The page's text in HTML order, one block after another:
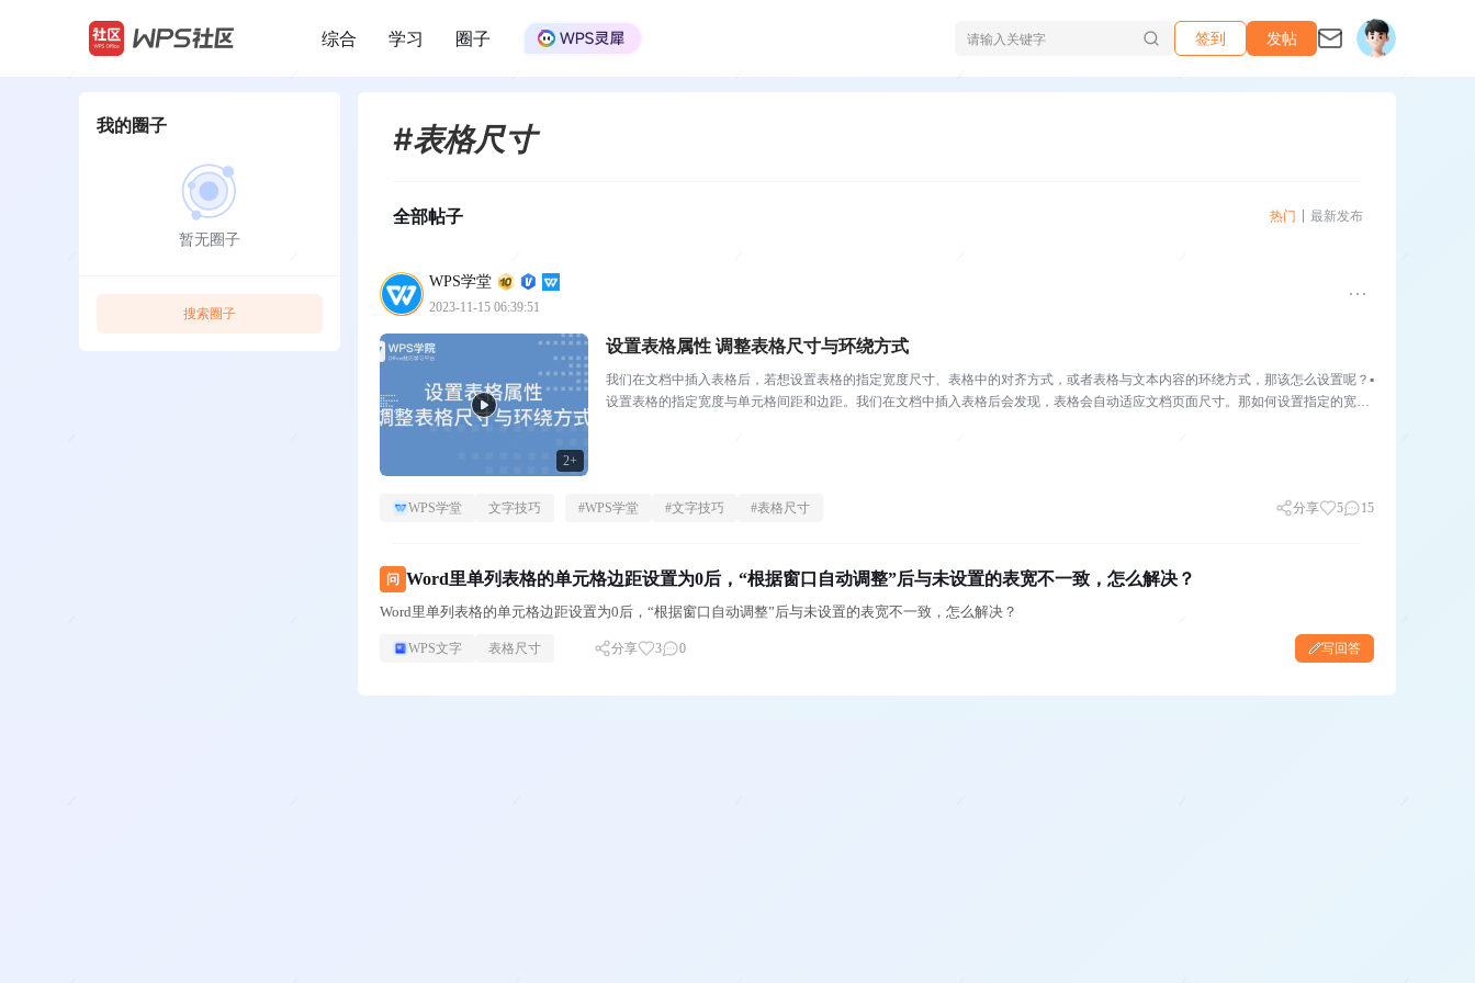
/
综合 学习 圈子 签到 发帖
我的圈子
暂无圈子
搜索圈子
#表格尺寸
全部帖子 热门 最新发布
WPS学堂
2023-11-15 06:39:51
2+
设置表格属性 调整表格尺寸与环绕方式
我们在文档中插入表格后，若想设置表格的指定宽度尺寸、表格中的对齐方式，或者表格与文本内容的环绕方式，那该怎么设置呢？▪
设置表格的指定宽度与单元格间距和边距。我们在文档中插入表格后会发现，表格会自动适应文档页面尺寸。那如何设置指定的宽度
WPS学堂 文字技巧 #WPS学堂 #文字技巧 #表格尺寸 分享 5 15
问 Word里单列表格的单元格边距设置为0后，“根据窗口自动调整”后与未设置的表宽不一致，怎么解决？
Word里单列表格的单元格边距设置为0后，“根据窗口自动调整”后与未设置的表宽不一致，怎么解决？
WPS文字 表格尺寸 分享 3 0 写回答